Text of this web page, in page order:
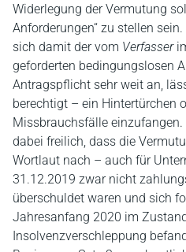
Widerlegung der Vermutung
Anforderungen“ zu stellen
sich damit der vom Verfasser
geforderten bedingungslosen
Antragspflicht sehr weit an,
berechtigt – ein Hintertürchen
Missbrauchsfälle
dabei freilich, dass die
Wortlaut nach – auch für
31.12.2019 zwar nicht
überschuldet waren und sich
Jahresanfang 2020 im
Insolvenzverschleppung